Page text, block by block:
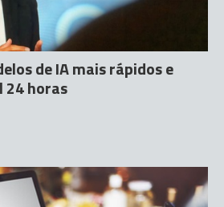
de IA mais rápidos e
24 horas